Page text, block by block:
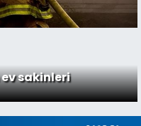
ev sakinleri